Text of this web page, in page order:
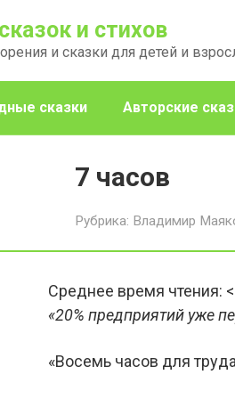
и стихов
и сказки для детей и
сказки Авторские
7 часов
Рубрика: Владимир
Среднее время чтения:
«20% предприятий уже
«Восемь часов для